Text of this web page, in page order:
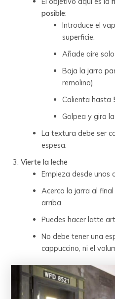
posible:
Introduce el
superficie.
Añade aire
Baja la jarra
remolino).
Calienta hasta
Golpea y gira
La textura debe ser
espesa.
Vierte la leche
Empieza desde unos
Acerca la jarra al
arriba.
Puedes hacer latte art
No debe tener una
cappuccino, ni el